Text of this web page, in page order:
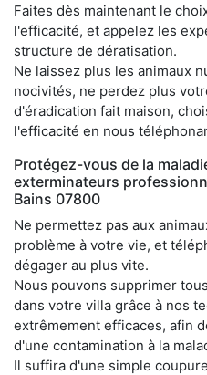
Faites dès maintenant le
l'efficacité, et appelez les
structure de dératisation.
Ne laissez plus les animaux
nocivités, ne perdez plus
d'éradication fait maison,
l'efficacité en nous
Protégez-vous de la
exterminateurs
Bains 07800
Ne permettez pas aux
problème à votre vie, et
dégager au plus vite.
Nous pouvons supprimer
dans votre villa grâce à nos
extrêmement efficaces, afin
d'une contamination à la
Il suffira d'une simple